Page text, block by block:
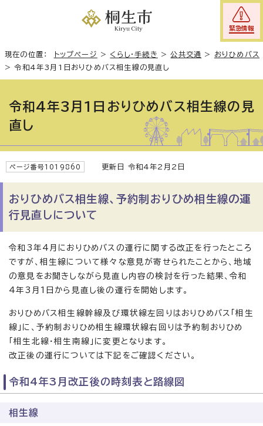
緊急情報
現在の位置： トップページ > くらし・手続き >公共交通 > おりひめバス
>令和4年3月1日おりひめバス相生線の見直し
令和4年3月1日おりひめバス相生線の見
直し
ページ番号1019860 更新日 令和4年2月2日
おりひめバス相生線、予約制おりひめ相生線の運
行見直しについて
令和3年4月におりひめバスの運行に関する改正を行ったところ
ですが、相生線について様々な意見が寄せられたことから、地域
の意見をお聞きしながら見直し内容の検討を行った結果、令和
4年3月1日から見直し後の運行を開始します。
おりひめバス相生線幹線及び環状線左回りはおりひめバス「相生
線」に、予約制おりひめ相生線環状線右回りは予約制おりひめ
「相生北線・相生南線」に変更となります。
改正後の運行については下記をご確認ください。
令和4年3月改正後の時刻表と路線図
相生線